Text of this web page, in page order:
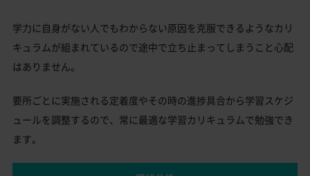
学力に自身がない人でもわからない原因を克服できるようなカリ
キュラムが組まれているので途中で立ち止まってしまうこと心配
はありません。
要所ごとに実施される定着度やその時の進捗具合から学習スケジ
ュールを調整するので、常に最適な学習カリキュラムで勉強でき
ます。